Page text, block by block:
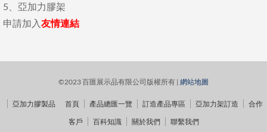
5、 亞加力膠架
申請加入 友情連結
©2023 百匯展示品有限公司版權所有 | 網站地圖
亞加力膠製品 首頁 產品總匯一覽 訂造產品專區 亞加力架訂造
合作
客戶
百科知識 關於我們 聯繫我們